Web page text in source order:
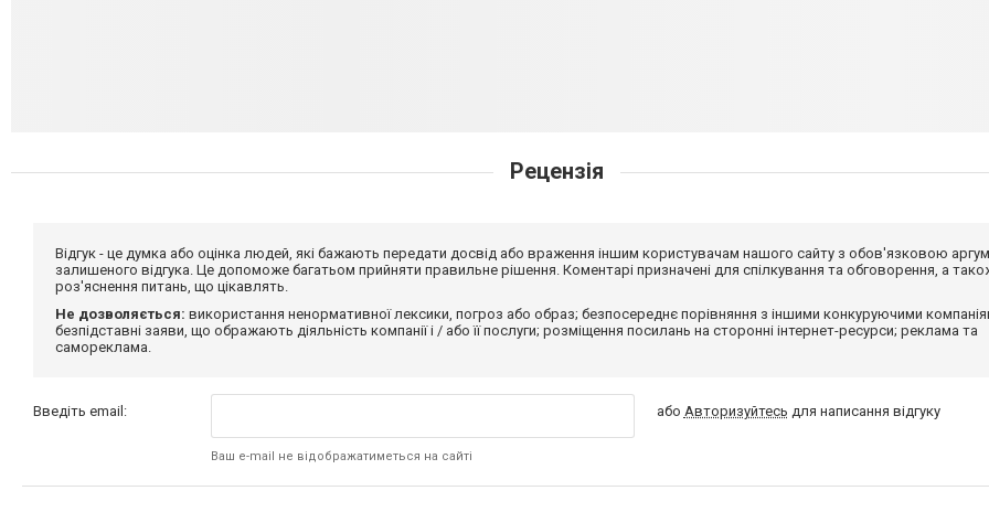
Рецензія
Відгук - це думка або оцінка людей, які бажають передати досвід або враження іншим користувачам нашого сайту з обов'язковою
залишеного відгука. Це допоможе багатьом прийняти правильне рішення. Коментарі призначені для спілкування та обговорення, а
роз'яснення питань, що цікавлять.
Не дозволяється: використання ненормативної лексики, погроз або образ; безпосереднє порівняння з іншими конкуруючими
безпідставні заяви, що ображають діяльність компанії і / або її послуги; розміщення посилань на сторонні інтернет-ресурси; реклама та
самореклама.
Введіть email:
Ваш e-mail не відображатиметься на сайті
або Авторизуйтесь для написання відгуку